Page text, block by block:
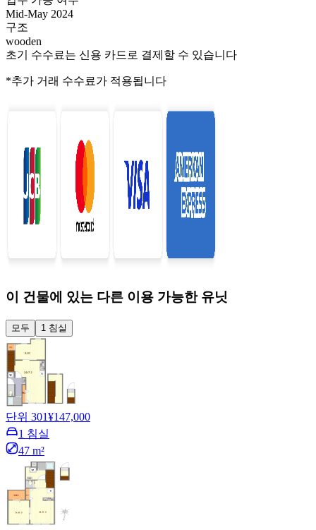
Mid-May 2024
구조
wooden
초기 수수료는 신용 카드로 결제할 수 있습니다
*추가 거래 수수료가 적용됩니다
이 건물에 있는 다른 이용 가능한 유닛
모두 1 침실
단위 301¥147,000
1 침실
47 m²